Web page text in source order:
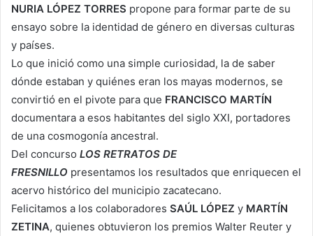
NURIA LÓPEZ TORRES propone para formar parte de su
ensayo sobre la identidad de género en diversas culturas
y países.
Lo que inició como una simple curiosidad, la de saber
dónde estaban y quiénes eran los mayas modernos, se
convirtió en el pivote para que FRANCISCO MARTÍN
documentara a esos habitantes del siglo XXI, portadores
de una cosmogonía ancestral.
Del concurso LOS RETRATOS DE
FRESNILLO presentamos los resultados que enriquecen el
acervo histórico del municipio zacatecano.
Felicitamos a los colaboradores SAÚL LÓPEZ y MARTÍN
ZETINA, quienes obtuvieron los premios Walter Reuter y